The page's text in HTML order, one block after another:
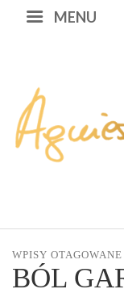
MENU
WPISY
BÓL